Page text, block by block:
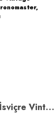
Nivada Grenchen: İsviçre Vintage Saatçiliğinde Antarctic, Chronomaster, Depthmaster ve F77 Mirası